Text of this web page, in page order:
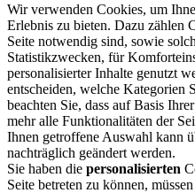
Wir verwenden Cookies, um
Erlebnis zu bieten. Dazu zählen
Seite notwendig sind, sowie
Statistikzwecken, für
personalisierter Inhalte genutzt
entscheiden, welche Kategorien
beachten Sie, dass auf Basis
mehr alle Funktionalitäten der
Ihnen getroffene Auswahl kann
nachträglich geändert werden.
Sie haben die personalisierten
Seite betreten zu können,